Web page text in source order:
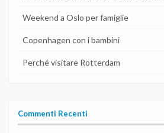
Weekend a Oslo per famiglie
Copenhagen con i bambini
Perché visitare Rotterdam
Commenti Recenti